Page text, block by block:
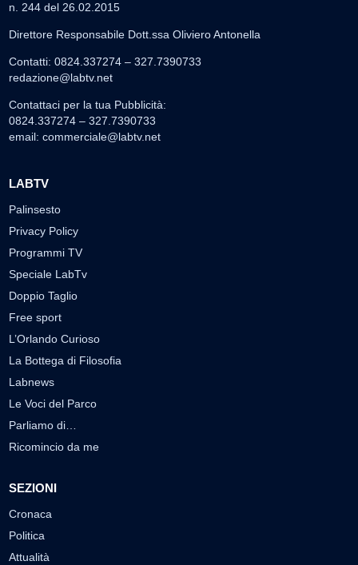
n. 244 del 26.02.2015
Direttore Responsabile Dott.ssa Oliviero Antonella
Contatti: 0824.337274 – 327.7390733
redazione@labtv.net
Contattaci per la tua Pubblicità:
0824.337274 – 327.7390733
email: commerciale@labtv.net
LABTV
Palinsesto
Privacy Policy
Programmi TV
Speciale LabTv
Doppio Taglio
Free sport
L’Orlando Curioso
La Bottega di Filosofia
Labnews
Le Voci del Parco
Parliamo di…
Ricomincio da me
SEZIONI
Cronaca
Politica
Attualità